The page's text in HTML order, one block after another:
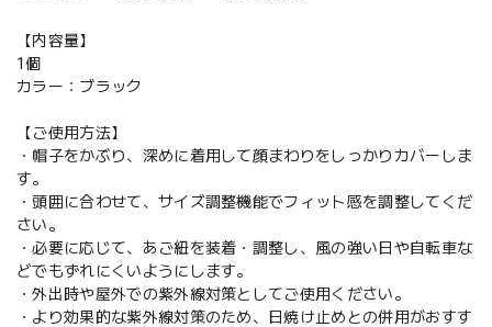
【内容量】
1個
カラー：ブラック
【ご使用方法】
・帽子をかぶり、深めに着用して顔まわりをしっかりカバーしま
す。
・頭囲に合わせて、サイズ調整機能でフィット感を調整してくだ
さい。
・必要に応じて、あご紐を装着・調整し、風の強い日や自転車な
どでもずれにくいようにします。
・外出時や屋外での紫外線対策としてご使用ください。
・より効果的な紫外線対策のため、日焼け止めとの併用がおすす